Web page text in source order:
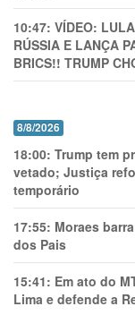
10:47: VÍDEO:
RÚSSIA E LANÇA
BRICS!! TRUMP
8/8/2026
18:00: Trump tem
vetado; Justiça
temporário
17:55: Moraes
dos Pais
15:41: Em ato do
Lima e defende a